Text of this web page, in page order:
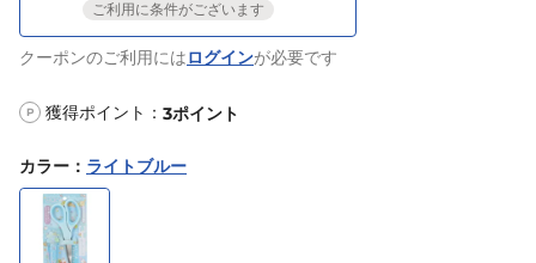
ご利用に条件がございます
クーポンのご利用にはログインが必要です
P 獲得ポイント： 3ポイント
カラー ： ライトブルー